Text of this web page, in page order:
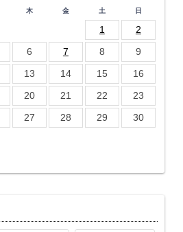
木 金 土 日
1
2
6 7 8
9
13 14 15
16
20 21 22
23
27 28 29
30